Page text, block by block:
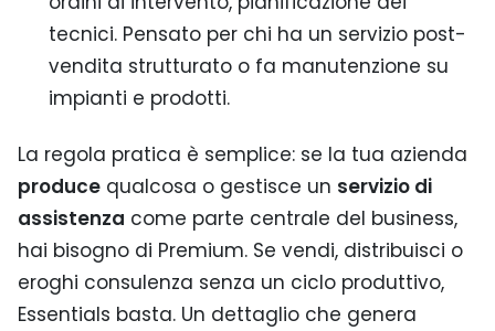
tecnici. Pensato per chi ha un servizio post-
vendita strutturato o fa manutenzione su
impianti e prodotti.
La regola pratica è semplice: se la tua azienda
produce qualcosa o gestisce un servizio di
assistenza come parte centrale del business,
hai bisogno di Premium. Se vendi, distribuisci o
eroghi consulenza senza un ciclo produttivo,
Essentials basta. Un dettaglio che genera